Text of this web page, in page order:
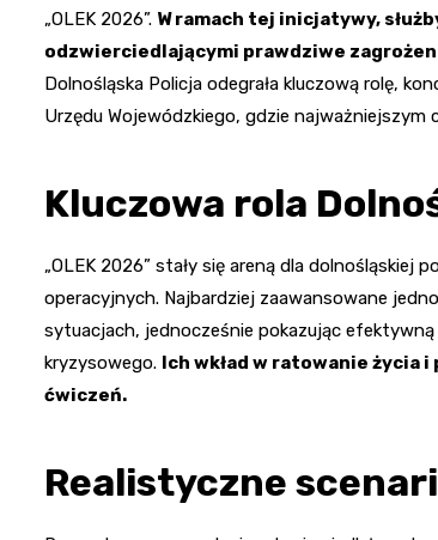
„OLEK 2026”. W ramach tej inicjatywy,
odzwierciedlającymi prawdziwe
Dolnośląska Policja odegrała kluczową rolę,
Urzędu Wojewódzkiego, gdzie najważniejszym
Kluczowa rola
„OLEK 2026” stały się areną dla
operacyjnych. Najbardziej zaawansowane
sytuacjach, jednocześnie pokazując
kryzysowego. Ich wkład w ratowanie życia
ćwiczeń.
Realistyczne